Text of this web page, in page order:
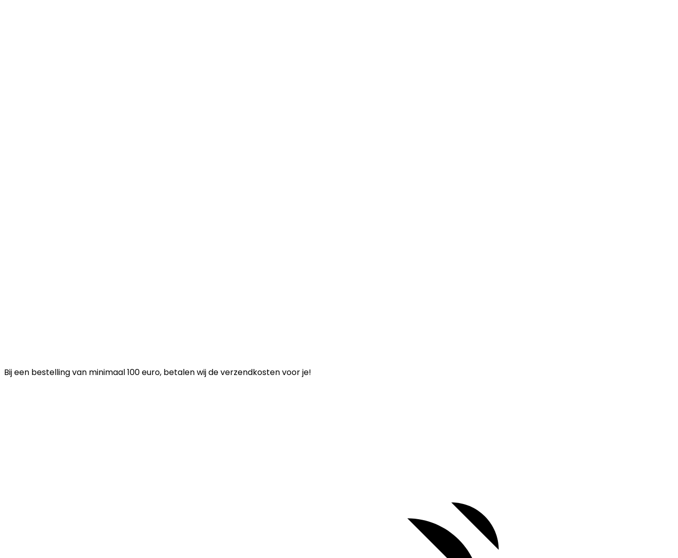
Bij een bestelling van minimaal 100 euro, betalen wij de verzendkosten voor je!